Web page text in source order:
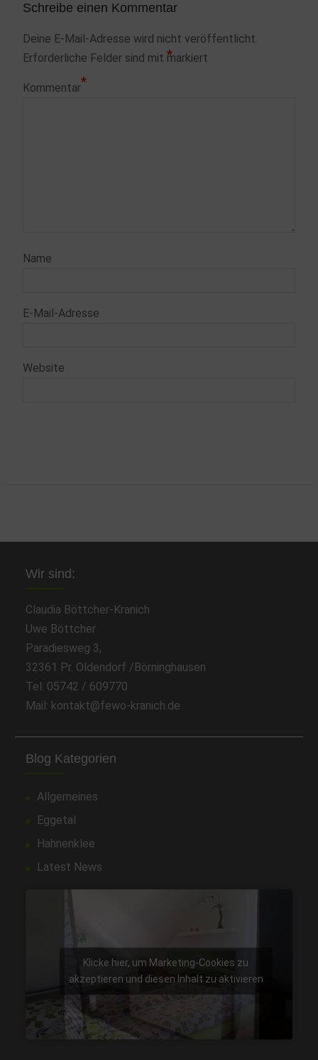
Schreibe einen Kommentar
Deine E-Mail-Adresse wird nicht veröffentlicht.
Erforderliche Felder sind mit *
markiert
Kommentar*
Name
E-Mail-Adresse
Website
Wir sind:
Claudia Böttcher-Kranich
Uwe Böttcher
Paradiesweg 3,
32361 Pr. Oldendorf /Börninghausen
Tel: 05742 / 609770
Mail: kontakt@fewo-kranich.de
Blog Kategorien
Allgemeines
Eggetal
Hahnenklee
Latest News
Klicke hier, um Marketing-Cookies zu
akzeptieren und diesen Inhalt zu aktivieren